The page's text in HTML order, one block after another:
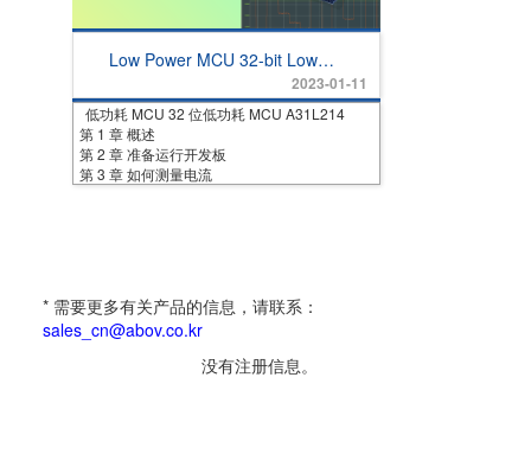
Low Power MCU 32-bit Low
2023-01-11
低功耗 MCU 32 位低功耗 MCU A31L214
第 1 章 概述
第 2 章 准备运行开发板
第 3 章 如何测量电流
* 需要更多有关产品的信息，请联系：
sales_cn@abov.co.kr
没有注册信息。